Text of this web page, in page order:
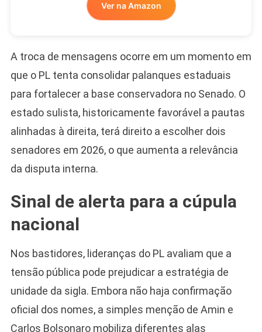
Ver na Amazon
A troca de mensagens ocorre em um momento em
que o PL tenta consolidar palanques estaduais
para fortalecer a base conservadora no Senado. O
estado sulista, historicamente favorável a pautas
alinhadas à direita, terá direito a escolher dois
senadores em 2026, o que aumenta a relevância
da disputa interna.
Sinal de alerta para a cúpula
nacional
Nos bastidores, lideranças do PL avaliam que a
tensão pública pode prejudicar a estratégia de
unidade da sigla. Embora não haja confirmação
oficial dos nomes, a simples menção de Amin e
Carlos Bolsonaro mobiliza diferentes alas